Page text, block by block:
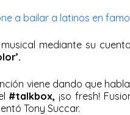
a bailar a latinos en
mediante su
viene dando que
#talkbox, ¡so fresh!
Tony Succar.